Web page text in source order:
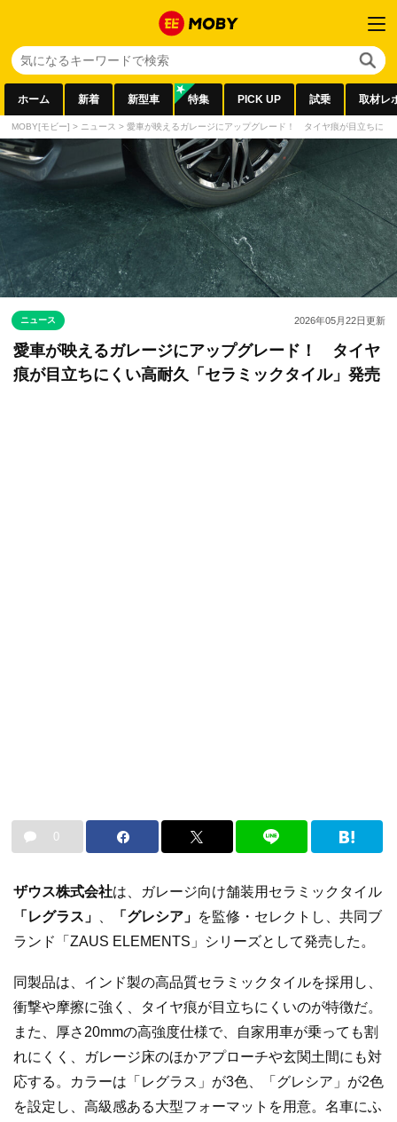
ホーム 新着 新型車 特集 PICK UP 試乗 取材レ
MOBY[モビー] > ニュース > 愛車が映えるガレージにアップグレード！ タイヤ痕が目立ちにく
ニュース 2026年05月22日更新
愛車が映えるガレージにアップグレード！ タイヤ
痕が目立ちにくい高耐久「セラミックタイル」発売
0
ザウス株式会社は、ガレージ向け舗装用セラミックタイル
「レグラス」
「グレシア」 を監修・セレクトし、共同ブ
ランド「ZAUS ELEMENTS」シリーズとして発売した。
同製品は、インド製の高品質セラミックタイルを採用し、
衝撃や摩擦に強く、タイヤ痕が目立ちにくいのが特徴だ。
また、厚さ20mmの高強度仕様で、自家用車が乗っても割
れにくく、ガレージ床のほかアプローチや玄関土間にも対
応する。カラーは「レグラス」が3色、「グレシア」が2色
を設定し、高級感ある大型フォーマットを用意。名車にふ